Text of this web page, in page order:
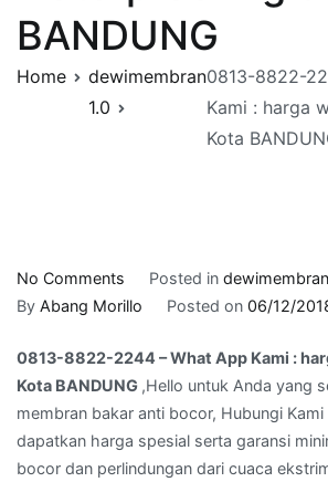
BANDUNG
Home
dewimembran
1.0
0813-8822-
Kami : harga
Kota
No Comments
0813-
2244
–
What
App
Kami
Posted in
By Abang Morillo Posted on 06/12/
0813-8822-2244 – What App Kami :
Kota BANDUNG ,Hello untuk Anda yang
membran bakar anti bocor, Hubungi
dapatkan harga spesial serta garansi
bocor dan perlindungan dari cuaca